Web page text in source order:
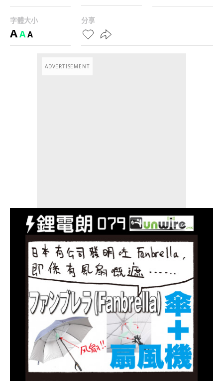
字體大小
AAA
分享
ADVERTISEMENT